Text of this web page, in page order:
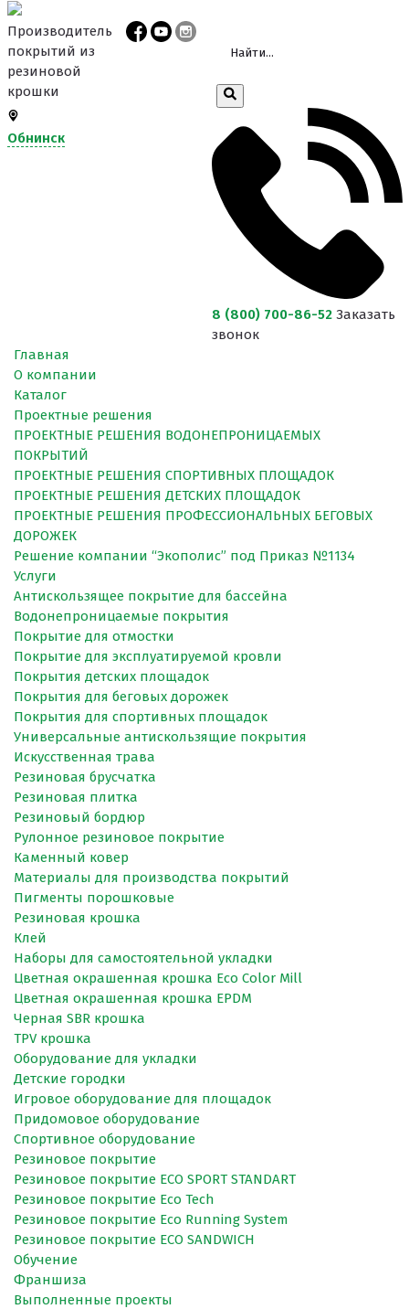
Производитель
покрытий из
резиновой
крошки
Обнинск
8 (800) 700-86-52 Заказать
звонок
Главная
О компании
Каталог
Проектные решения
ПРОЕКТНЫЕ РЕШЕНИЯ ВОДОНЕПРОНИЦАЕМЫХ
ПОКРЫТИЙ
ПРОЕКТНЫЕ РЕШЕНИЯ СПОРТИВНЫХ ПЛОЩАДОК
ПРОЕКТНЫЕ РЕШЕНИЯ ДЕТСКИХ ПЛОЩАДОК
ПРОЕКТНЫЕ РЕШЕНИЯ ПРОФЕССИОНАЛЬНЫХ БЕГОВЫХ
ДОРОЖЕК
Решение компании “Экополис” под Приказ №1134
Услуги
Антискользящее покрытие для бассейна
Водонепроницаемые покрытия
Покрытие для отмостки
Покрытие для эксплуатируемой кровли
Покрытия детских площадок
Покрытия для беговых дорожек
Покрытия для спортивных площадок
Универсальные антискользящие покрытия
Искусственная трава
Резиновая брусчатка
Резиновая плитка
Резиновый бордюр
Рулонное резиновое покрытие
Каменный ковер
Материалы для производства покрытий
Пигменты порошковые
Резиновая крошка
Клей
Наборы для самостоятельной укладки
Цветная окрашенная крошка Eco Color Mill
Цветная окрашенная крошка EPDM
Черная SBR крошка
TPV крошка
Оборудование для укладки
Детские городки
Игровое оборудование для площадок
Придомовое оборудование
Спортивное оборудование
Резиновое покрытие
Резиновое покрытие ECO SPORT STANDART
Резиновое покрытие Eco Tech
Резиновое покрытие Eco Running System
Резиновое покрытие ECO SANDWICH
Обучение
Франшиза
Выполненные проекты